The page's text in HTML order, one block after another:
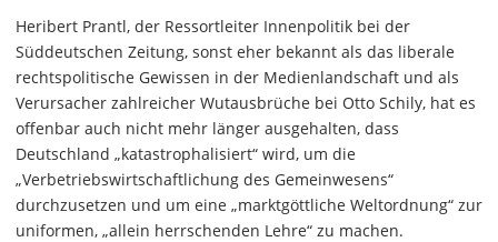
Heribert Prantl, der Ressortleiter Innenpolitik bei der
Süddeutschen Zeitung, sonst eher bekannt als das liberale
rechtspolitische Gewissen in der Medienlandschaft und als
Verursacher zahlreicher Wutausbrüche bei Otto Schily, hat es
offenbar auch nicht mehr länger ausgehalten, dass
Deutschland „katastrophalisiert“ wird, um die
„Verbetriebswirtschaftlichung des Gemeinwesens“
durchzusetzen und um eine „marktgöttliche Weltordnung“ zur
uniformen, „allein herrschenden Lehre“ zu machen.